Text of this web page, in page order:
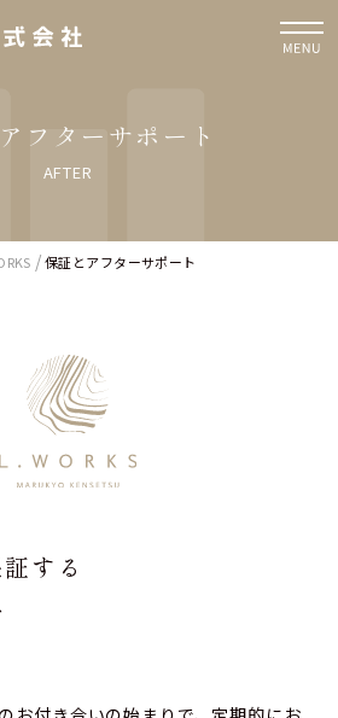
フターサポート
AFTER
/保証とアフターサポート
する